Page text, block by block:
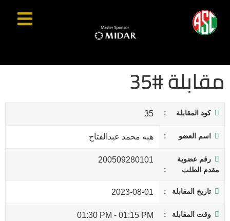
مقابلة #35
كود المقابلة 35
اسم العضو هبه محمد عبدالفتاح
رقم عضوية
مقدم الطلب
200509280101
تاريخ المقابلة 2023-08-01
وقت المقابلة 01:15 PM
-
01:30 PM